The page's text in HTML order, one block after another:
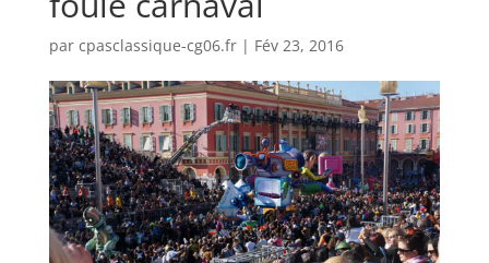
par cpasclassique-cg06.fr| Fév 23, 2016